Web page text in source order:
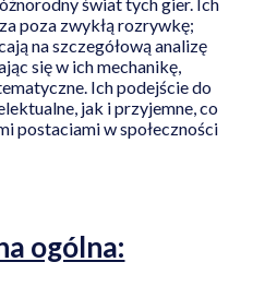
poza zwykłą rozrywkę;
na szczegółową analizę
się w ich mechanikę,
Ich podejście do
jak i przyjemne, co
postaciami w społeczności
ogólna: